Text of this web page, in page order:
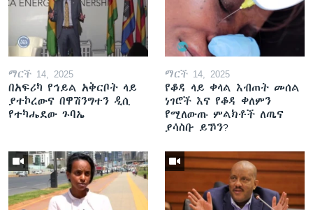
ማርች 14, 2025
በአፍሪካ የኅይል አቅርቦት ላይ
ያተኮረውና በዋሽንግተን ዲሲ
የተካሔደው ጉባኤ
ማርች 14, 2025
የቆዳ ላይ ቀላል እብጠት መሰል
ነገሮች እና የቆዳ ቀለምን
የሚለውጡ ምልክቶች ለጤና
ያሳስቡ ይኾን?